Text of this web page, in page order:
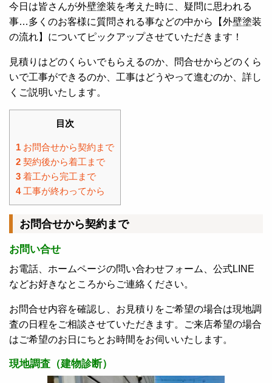
今日は皆さんが外壁塗装を考えた時に、疑問に思われる
事…多くのお客様に質問される事などの中から【外壁塗装
の流れ】についてピックアップさせていただきます！
見積りはどのくらいでもらえるのか、問合せからどのくら
いで工事ができるのか、工事はどうやって進むのか、詳し
くご説明いたします。
目次
1 お問合せから契約まで
2 契約後から着工まで
3 着工から完工まで
4工事が終わってから
お問合せから契約まで
お問い合せ
お電話、ホームページの問い合わせフォーム、公式LINE
などお好きなところからご連絡ください。
お問合せ内容を確認し、お見積りをご希望の場合は現地調
査の日程をご相談させていただきます。ご来店希望の場合
はご希望のお日にちとお時間をお伺いいたします。
現地調査（建物診断）